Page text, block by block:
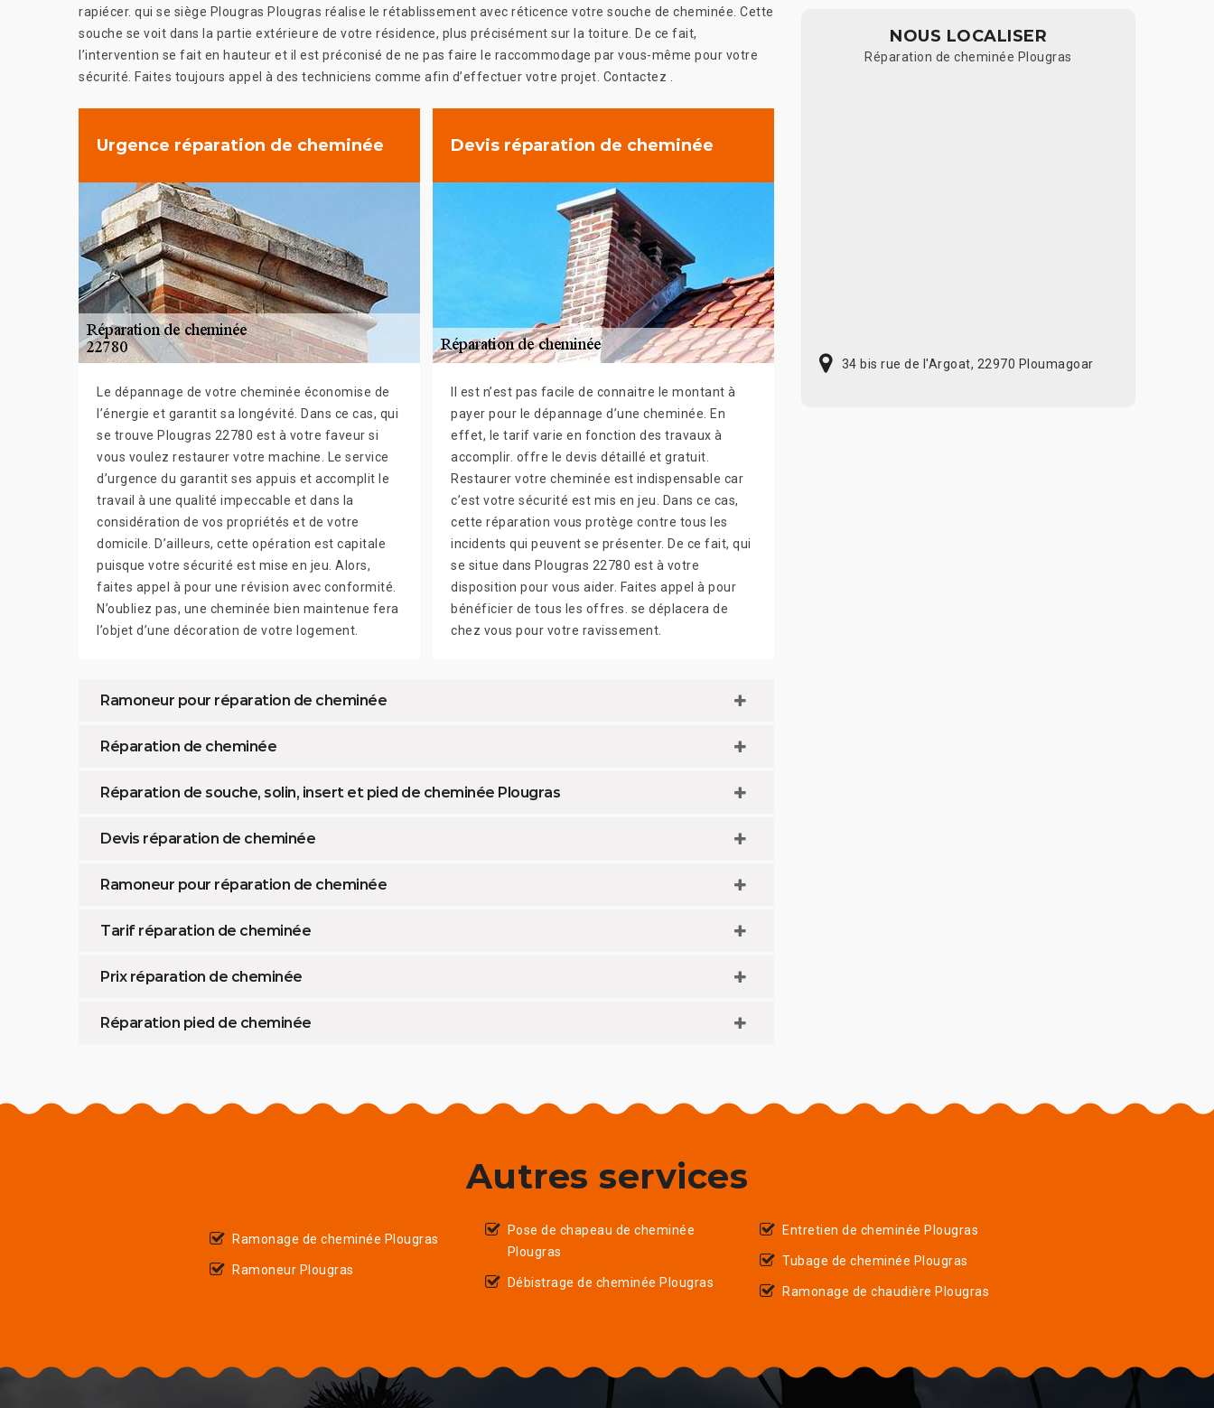
rapiécer. qui se siège Plougras Plougras réalise le rétablissement avec réticence votre souche de cheminée. Cette
souche se voit dans la partie extérieure de votre résidence, plus précisément sur la toiture. De ce fait,
l’intervention se fait en hauteur et il est préconisé de ne pas faire le raccommodage par vous-même pour votre
sécurité. Faites toujours appel à des techniciens comme afin d’effectuer votre projet. Contactez .
Urgence réparation de cheminée
Le dépannage de votre cheminée économise de
l’énergie et garantit sa longévité. Dans ce cas, qui
se trouve Plougras 22780 est à votre faveur si
vous voulez restaurer votre machine. Le service
d’urgence du garantit ses appuis et accomplit le
travail à une qualité impeccable et dans la
considération de vos propriétés et de votre
domicile. D’ailleurs, cette opération est capitale
puisque votre sécurité est mise en jeu. Alors,
faites appel à pour une révision avec conformité.
N’oubliez pas, une cheminée bien maintenue fera
l’objet d’une décoration de votre logement.
Devis réparation de cheminée
Il est n’est pas facile de connaitre le montant à
payer pour le dépannage d’une cheminée. En
effet, le tarif varie en fonction des travaux à
accomplir. offre le devis détaillé et gratuit.
Restaurer votre cheminée est indispensable car
c’est votre sécurité est mis en jeu. Dans ce cas,
cette réparation vous protège contre tous les
incidents qui peuvent se présenter. De ce fait, qui
se situe dans Plougras 22780 est à votre
disposition pour vous aider. Faites appel à pour
bénéficier de tous les offres. se déplacera de
chez vous pour votre ravissement.
Ramoneur pour réparation de cheminée
Réparation de cheminée
Réparation de souche, solin, insert et pied de cheminée Plougras
Devis réparation de cheminée
Ramoneur pour réparation de cheminée
Tarif réparation de cheminée
Prix réparation de cheminée
Réparation pied de cheminée
NOUS LOCALISER
Réparation de cheminée Plougras
34 bis rue de l'Argoat, 22970 Ploumagoar
Autres services
Ramonage de cheminée Plougras
Ramoneur Plougras
Pose de chapeau de cheminée
Plougras
Débistrage de cheminée Plougras
Entretien de cheminée Plougras
Tubage de cheminée Plougras
Ramonage de chaudière Plougras